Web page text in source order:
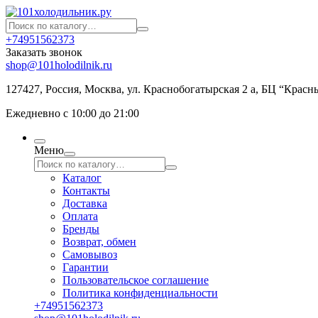
+74951562373
Заказать звонок
shop@101holodilnik.ru
127427, Россия, Москва, ул. Краснобогатырская 2 а, БЦ
Ежедневно с 10:00 до 21:00
Меню
Каталог
Контакты
Доставка
Оплата
Бренды
Возврат, обмен
Самовывоз
Гарантии
Пользовательское соглашение
Политика конфиденциальности
+74951562373